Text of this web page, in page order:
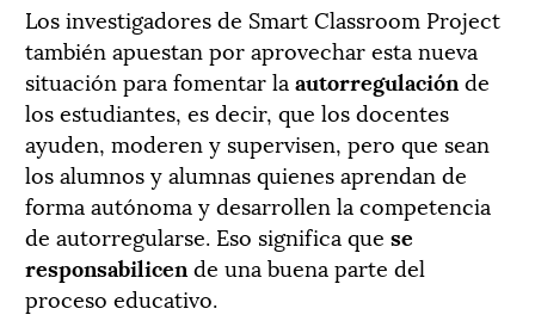
Los investigadores de Smart Classroom Project
también apuestan por aprovechar esta nueva
situación para fomentar la autorregulación de
los estudiantes, es decir, que los docentes
ayuden, moderen y supervisen, pero que sean
los alumnos y alumnas quienes aprendan de
forma autónoma y desarrollen la competencia
de autorregularse. Eso significa que se
responsabilicen de una buena parte del
proceso educativo.